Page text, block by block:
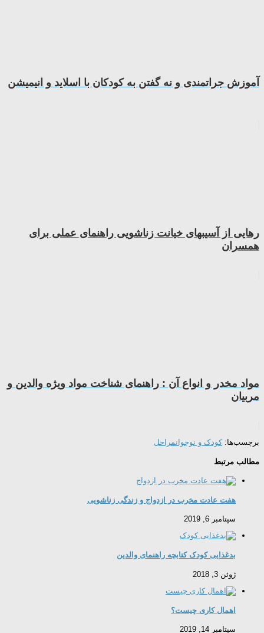
آموزش جراتمندی و نه گفتن به کودکان با اسلاید و انیمیشن
رهایی از آسیبهای خیانت زناشویی راهنمای عملی برای
همسران
مواد مخدر و انواع آن : راهنمای شناخت مواد ویژه والدین و
مربیان
برچسب‌ها: کودک و نوجوانمراحل
مطالب مرتبط
هفت عادت مخرب در ازدواج و زندگی زناشویی
سپتامبر 6, 2019
بدغذایی کودک کتابچه راهنمای والدین
ژوئن 3, 2018
اهمال کاری چیست؟
سپتامبر 14, 2019